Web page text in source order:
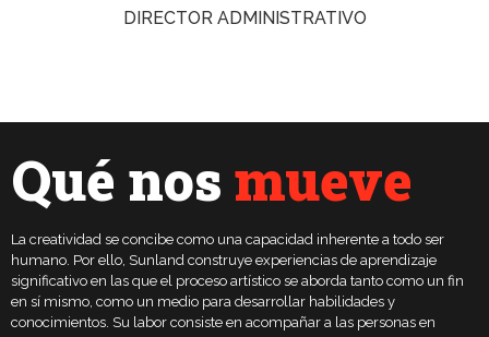
DIRECTOR ADMINISTRATIVO
Qué nosmueve
La creatividad se concibe como una capacidad inherente a todo ser
humano. Por ello, Sunland construye experiencias de aprendizaje
significativo en las que el proceso artístico se aborda tanto como un fin
en sí mismo, como un medio para desarrollar habilidades y
conocimientos. Su labor consiste en acompañar a las personas en